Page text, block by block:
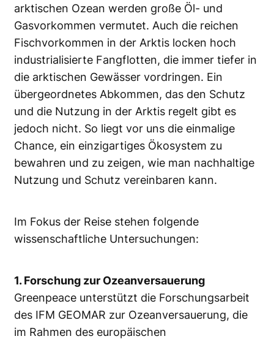
arktischen Ozean werden große Öl- und
Gasvorkommen vermutet. Auch die reichen
Fischvorkommen in der Arktis locken hoch
industrialisierte Fangflotten, die immer tiefer in
die arktischen Gewässer vordringen. Ein
übergeordnetes Abkommen, das den Schutz
und die Nutzung in der Arktis regelt gibt es
jedoch nicht. So liegt vor uns die einmalige
Chance, ein einzigartiges Ökosystem zu
bewahren und zu zeigen, wie man nachhaltige
Nutzung und Schutz vereinbaren kann.
Im Fokus der Reise stehen folgende
wissenschaftliche Untersuchungen:
1. Forschung zur Ozeanversauerung
Greenpeace unterstützt die Forschungsarbeit
des IFM GEOMAR zur Ozeanversauerung, die
im Rahmen des europäischen